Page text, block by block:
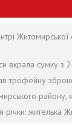
вкрала сумку з
трофейну
жителька